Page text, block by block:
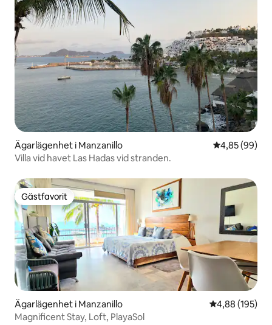
Ägarlägenhet i Manzanillo 4,85 av 5 i
4,85 (99)
Villa vid havet Las Hadas vid stranden.
Gästfavorit
Gästfavorit
Ägarlägenhet i Manzanillo 4,88 av 5 i
4,88 (195)
Magnificent Stay, Loft, PlayaSol